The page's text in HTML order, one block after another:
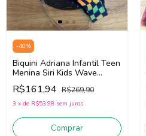
-40%
Biquini Adriana Infantil Teen
Menina Siri Kids Wave
40328 (Azul/Rosa)
R$161,94 R$269,90
3 x de R$53,98 sem juros
Comprar